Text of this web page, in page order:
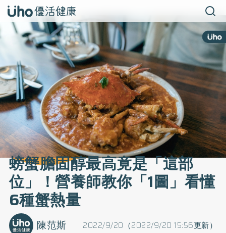
螃蟹膽固醇最高竟是「這部
位」！營養師教你「1圖」看懂
6種蟹熱量
2022/9/20（2022/9/20 15:56更新）
陳范斯